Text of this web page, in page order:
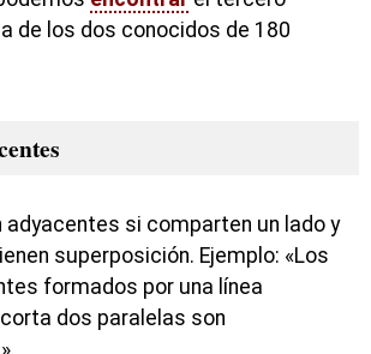
de los dos conocidos de 180
adyacentes si comparten un lado y
superposición. Ejemplo: «Los
formados por una línea
dos paralelas son